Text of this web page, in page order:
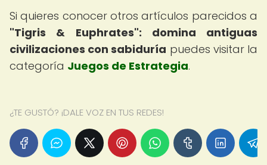
Si quieres conocer otros artículos parecidos a
"Tigris & Euphrates": domina antiguas
civilizaciones con sabiduría puedes visitar la
categoría Juegos de Estrategia.
¿TE GUSTÓ? ¡DALE VOZ EN TUS REDES!